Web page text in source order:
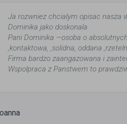
Ja rozwniez chcialym opisac nasza
Dominika jako doskonala
Pani Dominika —osoba o
,kontaktowa, ,solidna, oddana
Firma bardzo zaangazowana i
Wspolpraca z Panstwem to